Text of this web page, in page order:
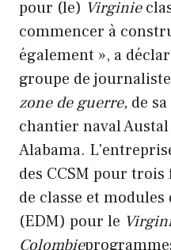
pour (le) Virginie
commencer à
également », a
groupe de
zone de guerre, de
chantier naval
Alabama.
des CCSM pour
de classe et
(EDM) pour le
Colombie